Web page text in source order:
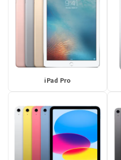
iPad Pro